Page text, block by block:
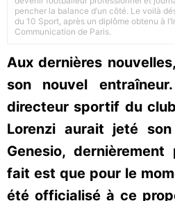
pencher la balance d’un côté. Le voilà
du 10 Sport, après un diplôme obtenu à
Communication de Paris.
Aux dernières
son nouvel
directeur sportif du
Lorenzi aurait jeté
Genesio,
fait est que pour le
été officialisé à ce